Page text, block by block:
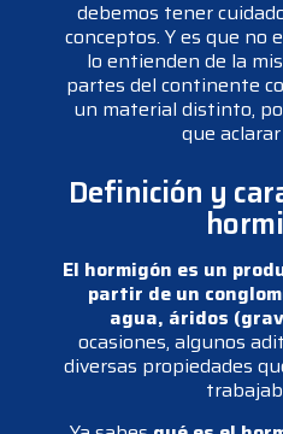
debemos tener
conceptos. Y es que no
lo entienden de la
partes del continente
un material distinto,
que
Definición y
El hormigón es un
partir de un
agua, áridos
ocasiones, algunos
diversas propiedades